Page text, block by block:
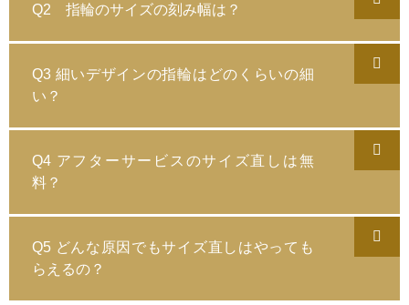
Q2 指輪のサイズの刻み幅は？
Q3 細いデザインの指輪はどのくらいの細
い？
Q4 アフターサービスのサイズ直しは無
料？
Q5 どんな原因でもサイズ直しはやっても
らえるの？